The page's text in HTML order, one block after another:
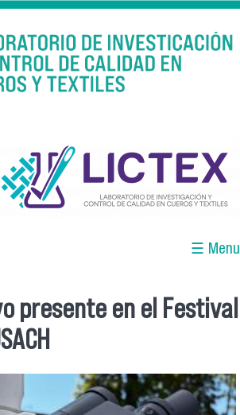
☰ Menu
usted aquí
presente en el Festival